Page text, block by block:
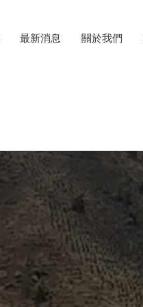
最新消息 關於我們